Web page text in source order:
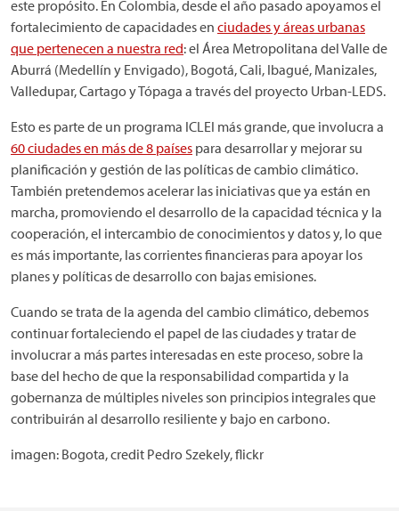
este propósito. En Colombia, desde el año pasado apoyamos el
fortalecimiento de capacidades en ciudades y áreas urbanas
que pertenecen a nuestra red: el Área Metropolitana del Valle de
Aburrá (Medellín y Envigado), Bogotá, Cali, Ibagué, Manizales,
Valledupar, Cartago y Tópaga a través del proyecto Urban-LEDS.
Esto es parte de un programa ICLEI más grande, que involucra a
60 ciudades en más de 8 países para desarrollar y mejorar su
planificación y gestión de las políticas de cambio climático.
También pretendemos acelerar las iniciativas que ya están en
marcha, promoviendo el desarrollo de la capacidad técnica y la
cooperación, el intercambio de conocimientos y datos y, lo que
es más importante, las corrientes financieras para apoyar los
planes y políticas de desarrollo con bajas emisiones.
Cuando se trata de la agenda del cambio climático, debemos
continuar fortaleciendo el papel de las ciudades y tratar de
involucrar a más partes interesadas en este proceso, sobre la
base del hecho de que la responsabilidad compartida y la
gobernanza de múltiples niveles son principios integrales que
contribuirán al desarrollo resiliente y bajo en carbono.
imagen: Bogota, credit Pedro Szekely, flickr